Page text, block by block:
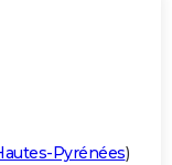
Pyrénées)